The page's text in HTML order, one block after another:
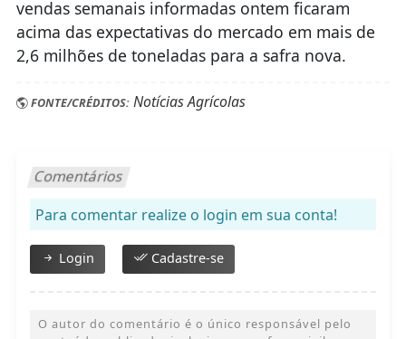
acima das expectativas do mercado em mais de
2,6 milhões de toneladas para a safra nova.
FONTE/CRÉDITOS: Notícias Agrícolas
Comentários
Para comentar realize o login em sua conta!
Login Cadastre-se
conteúdo publicado, inclusive nas esferas civil e